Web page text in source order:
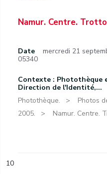
Namur. Centre.
Date mercredi 21
05340
Contexte : Photothèque
Direction de l'Identité,...
Photothèque.
Photos
2005.
Namur. Centre.
10